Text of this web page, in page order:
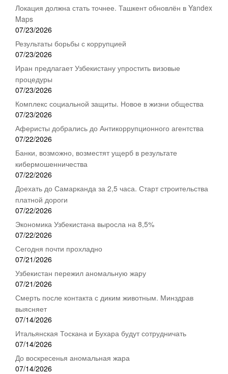
Локация должна стать точнее. Ташкент обновлён в Yandex
Maps
07/23/2026
Результаты борьбы с коррупцией
07/23/2026
Иран предлагает Узбекистану упростить визовые
процедуры
07/23/2026
Комплекс социальной защиты. Новое в жизни общества
07/23/2026
Аферисты добрались до Антикоррупционного агентства
07/22/2026
Банки, возможно, возместят ущерб в результате
кибермошенничества
07/22/2026
Доехать до Самарканда за 2,5 часа. Старт строительства
платной дороги
07/22/2026
Экономика Узбекистана выросла на 8,5%
07/22/2026
Сегодня почти прохладно
07/21/2026
Узбекистан пережил аномальную жару
07/21/2026
Смерть после контакта с диким животным. Минздрав
выясняет
07/14/2026
Итальянская Тоскана и Бухара будут сотрудничать
07/14/2026
До воскресенья аномальная жара
07/14/2026